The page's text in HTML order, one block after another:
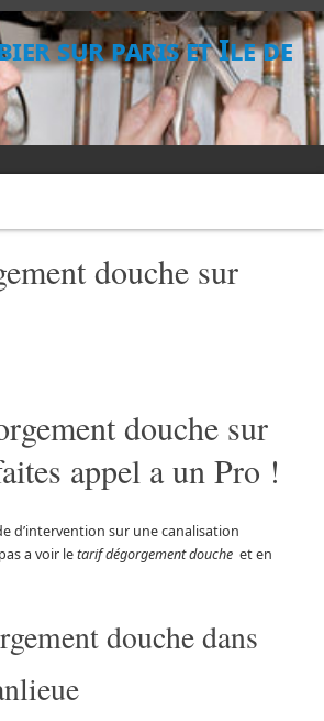
sur paris et Ile de
douche sur
douche sur
appel a un Pro !
d’intervention sur une canalisation
a voir letarif dégorgement doucheet en
douche dans